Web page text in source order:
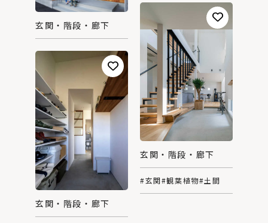
玄関・階段・廊下
玄関・階段・廊下
#玄関#観葉植物#土間
玄関・階段・廊下